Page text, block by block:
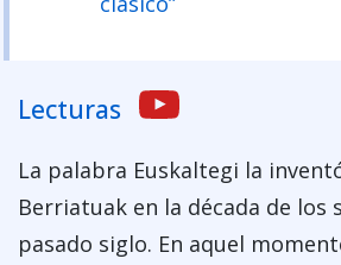
Lecturas
La palabra Euskaltegi la
Berriatuak en la década de los
pasado siglo. En aquel